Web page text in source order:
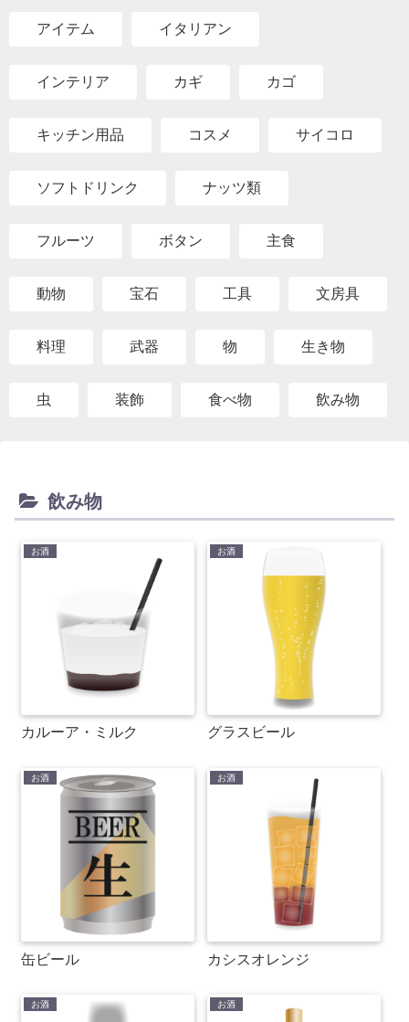
アイテム イタリアン
インテリア カギ カゴ
キッチン用品 コスメ サイコロ
ソフトドリンク ナッツ類
フルーツ ボタン 主食
動物 宝石 工具 文房具
料理 武器 物 生き物
虫 装飾 食べ物 飲み物
飲み物
お酒
カルーア・ミルク
お酒
グラスビール
お酒
缶ビール
お酒
カシスオレンジ
お酒 お酒